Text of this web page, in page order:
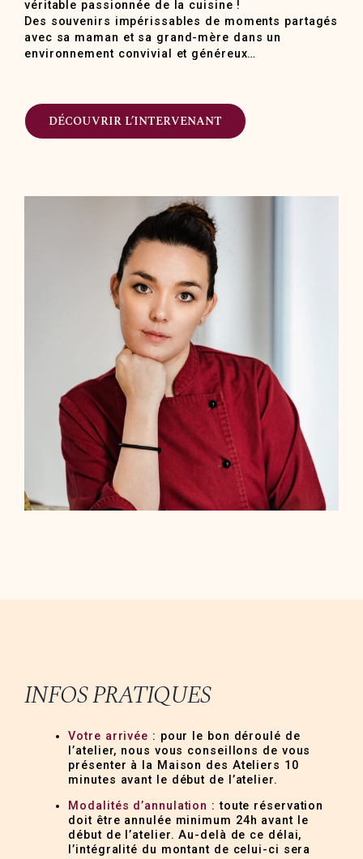
véritable passionnée de la cuisine !
Des souvenirs impérissables de moments partagés
avec sa maman et sa grand-mère dans un
environnement convivial et généreux…
DÉCOUVRIR L’INTERVENANT
INFOS PRATIQUES
Votre arrivée : pour le bon déroulé de
l’atelier, nous vous conseillons de vous
présenter à la Maison des Ateliers 10
minutes avant le début de l’atelier.
Modalités d’annulation : toute réservation
doit être annulée minimum 24h avant le
début de l’atelier. Au-delà de ce délai,
l’intégralité du montant de celui-ci sera